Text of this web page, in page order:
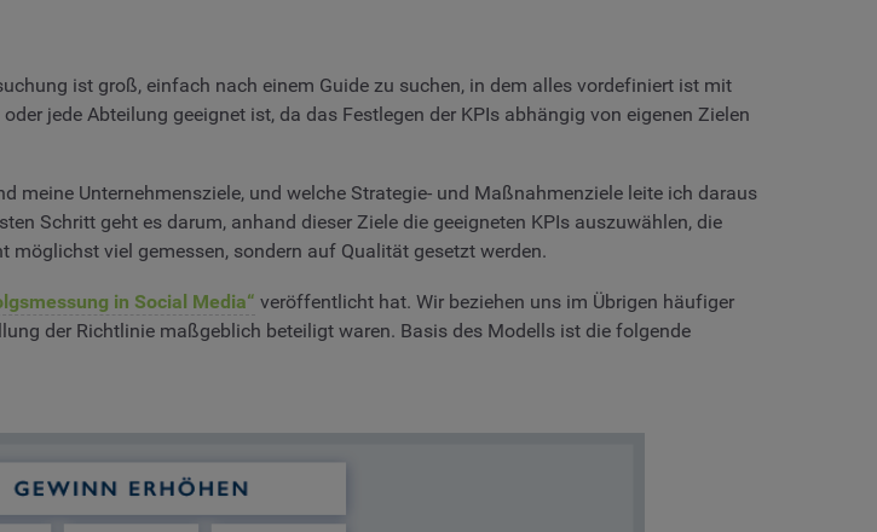
ist groß, einfach nach einem Guide zu suchen, in dem alles vordefiniert ist mit
jede Abteilung geeignet ist, da das Festlegen der KPIs abhängig von eigenen Zielen
meine Unternehmensziele, und welche Strategie- und Maßnahmenziele leite ich daraus
Schritt geht es darum, anhand dieser Ziele die geeigneten KPIs auszuwählen, die
viel gemessen, sondern auf Qualität gesetzt werden.
in Social Media“ veröffentlicht hat. Wir beziehen uns im Übrigen häufiger
der Richtlinie maßgeblich beteiligt waren. Basis des Modells ist die folgende